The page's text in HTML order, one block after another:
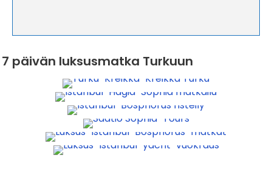
7 päivän luksusmatka Turkuun